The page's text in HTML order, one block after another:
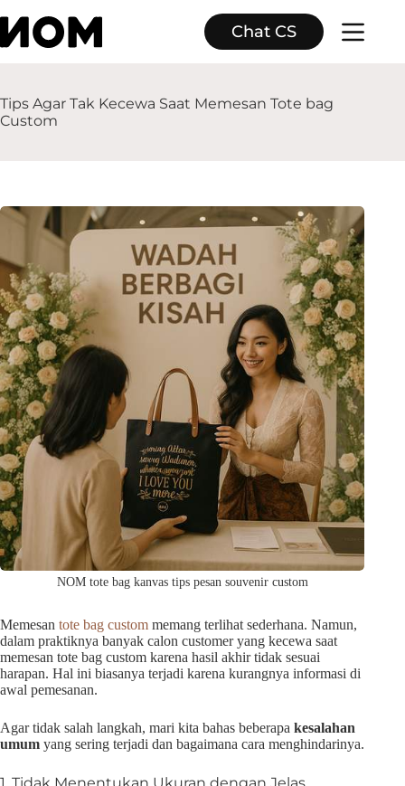
to
content
Chat CS
Tips Agar Tak Kecewa Saat Memesan Tote bag
Custom
NOM tote bag kanvas tips pesan souvenir custom
Memesan tote bag custom memang terlihat sederhana. Namun,
dalam praktiknya banyak calon customer yang kecewa saat
memesan tote bag custom karena hasil akhir tidak sesuai
harapan. Hal ini biasanya terjadi karena kurangnya informasi di
awal pemesanan.
Agar tidak salah langkah, mari kita bahas beberapa kesalahan
umum yang sering terjadi dan bagaimana cara menghindarinya.